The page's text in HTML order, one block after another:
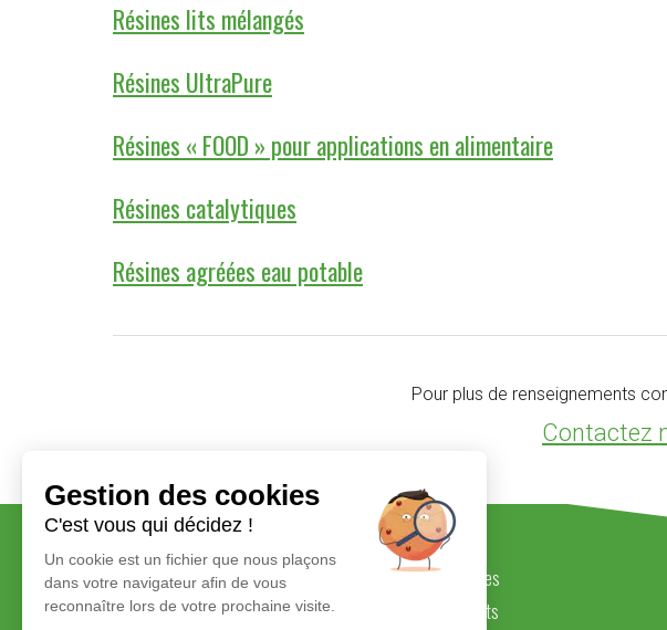
Résines lits mélangés
Résines UltraPure
Résines « FOOD » pour applications en alimentaire
Résines catalytiques
Résines agréées eau potable
Pour plus de renseignements
Contactez
Savoir-faire et valeurs
Engagements
Marques
Produits
Gestion des cookies
C'est vous qui décidez !
Un cookie est un fichier que nous plaçons
dans votre navigateur afin de vous
reconnaître lors de votre prochaine visite.